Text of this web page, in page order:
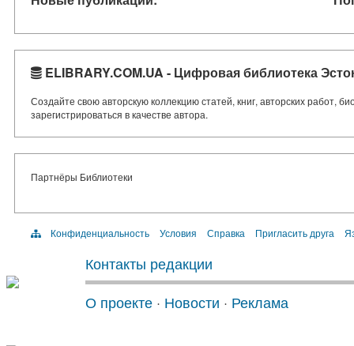
ELIBRARY.COM.UA - Цифровая библиотека
Создайте свою авторскую коллекцию статей, книг, авторских работ,
зарегистрироваться в качестве автора.
Партнёры Библиотеки
Конфиденциальность Условия Справка Пригласить друга
Контакты редакции
О проекте · Новости · Реклама